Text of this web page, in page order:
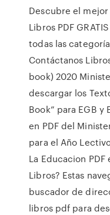
Descubre el
Libros PDF
todas las
Contáctanos
book) 2020
descargar los
Book” para EGB
en PDF del
para el Año
La Educacion
Libros? Estas
buscador de
libros pdf para